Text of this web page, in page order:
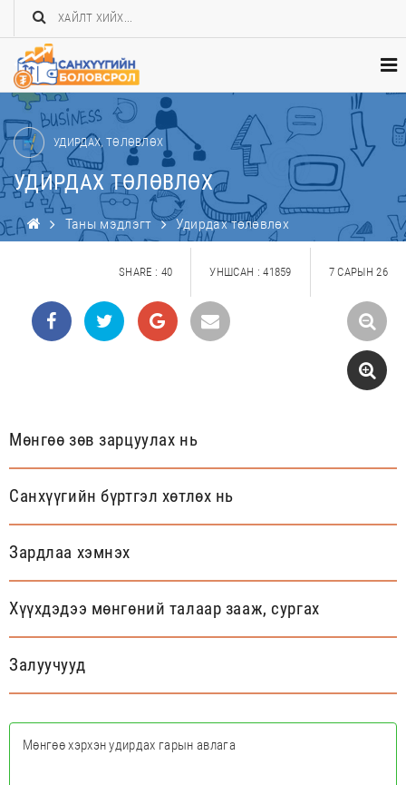
УДИРДАХ, ТӨЛӨВЛӨХ
УДИРДАХ ТӨЛӨВЛӨХ
Таны мэдлэгт Удирдах төлөвлөх
SHARE : 40 УНШСАН : 41859 7 САРЫН 26
Мөнгөө зөв зарцуулах нь
Санхүүгийн бүртгэл хөтлөх нь
Зардлаа хэмнэх
Хүүхдэдээ мөнгөний талаар зааж, сургах
Залуучууд
Мөнгөө хэрхэн удирдах гарын авлага